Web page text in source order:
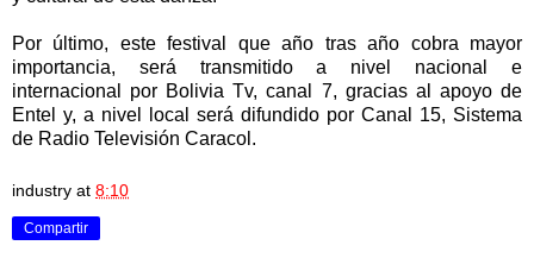
Por último, este festival que año tras año cobra mayor
importancia, será transmitido a nivel nacional e
internacional por Bolivia Tv, canal 7, gracias al apoyo de
Entel y, a nivel local será difundido por Canal 15, Sistema
de Radio Televisión Caracol.
industry at 8:10
Compartir